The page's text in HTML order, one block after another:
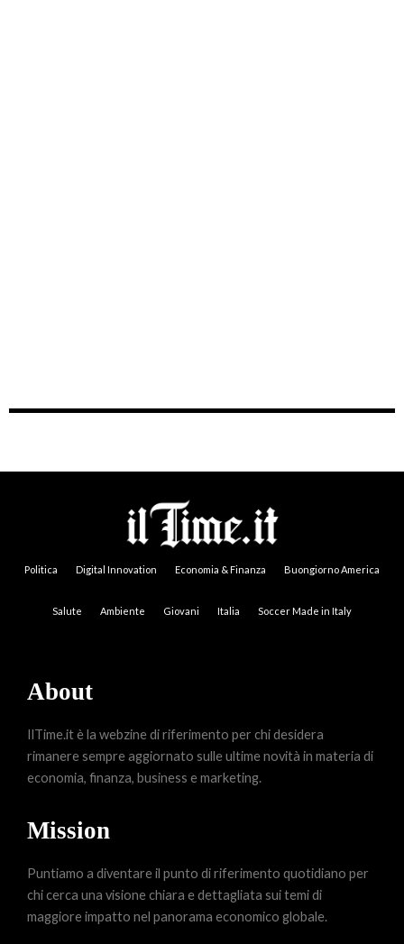
Politica Digital Innovation Economia & Finanza Buongiorno America
Salute Ambiente Giovani Italia Soccer Made in Italy
About
IlTime.it è la webzine di riferimento per chi desidera
rimanere sempre aggiornato sulle ultime novità in materia di
economia, finanza, business e marketing.
Mission
Puntiamo a diventare il punto di riferimento quotidiano per
chi cerca una visione chiara e dettagliata sui temi di
maggiore impatto nel panorama economico globale.